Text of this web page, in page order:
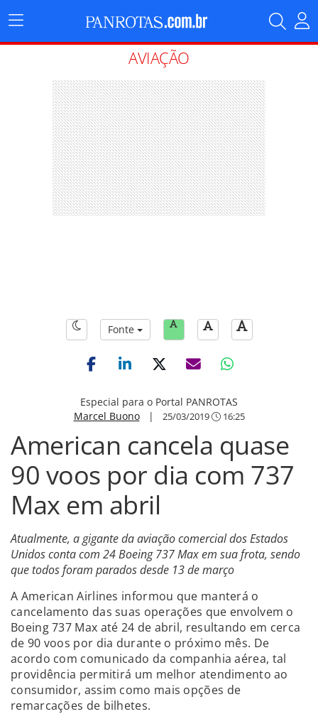
Menu
Principal
AVIAÇÃO
Fonte
Especial para o Portal PANROTAS
Marcel Buono| 25/03/2019 16:25
American cancela quase
90 voos por dia com 737
Max em abril
Atualmente, a gigante da aviação comercial dos Estados
Unidos conta com 24 Boeing 737 Max em sua frota, sendo
que todos foram parados desde 13 de março
A American Airlines informou que manterá o
cancelamento das suas operações que envolvem o
Boeing 737 Max até 24 de abril, resultando em cerca
de 90 voos por dia durante o próximo mês. De
acordo com comunicado da companhia aérea, tal
providência permitirá um melhor atendimento ao
consumidor, assim como mais opções de
remarcações de bilhetes.